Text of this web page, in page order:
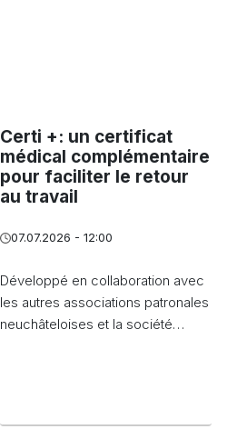
Certi +: un certificat
médical complémentaire
pour faciliter le retour
au travail
07.07.2026 - 12:00
Développé en collaboration avec
les autres associations patronales
neuchâteloises et la société…